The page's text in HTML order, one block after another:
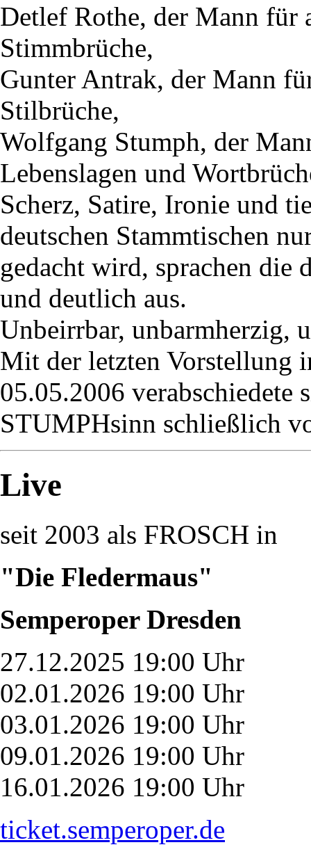
Detlef Rothe, der Mann für
Stimmbrüche,
Gunter Antrak, der Mann
Stilbrüche,
Wolfgang Stumph, der
Lebenslagen und
Scherz, Satire, Ironie und
deutschen Stammtischen
gedacht wird, sprachen die
und deutlich aus.
Unbeirrbar, unbarmherzig,
Mit der letzten Vorstellung
05.05.2006
STUMPHsinn schließlich
Live
seit 2003 als FROSCH in
"Die Fledermaus"
Semperoper Dresden
27.12.2025 19:00 Uhr
02.01.2026 19:00 Uhr
03.01.2026 19:00 Uhr
09.01.2026 19:00 Uhr
16.01.2026 19:00 Uhr
ticket.semperoper.de